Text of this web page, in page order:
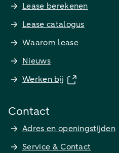
Lease berekenen
Lease catalogus
Waarom lease
Nieuws
Werken bij
Contact
Adres en openingstijden
Service & Contact